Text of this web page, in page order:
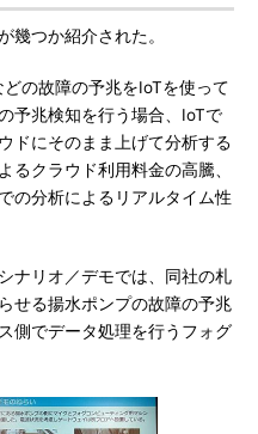
つか紹介された。
の故障の予兆をIoTを使って
予兆検知を行う場合、IoTで
ドにそのまま上げて分析する
るクラウド利用料金の高騰、
の分析によるリアルタイム性
ナリオ／デモでは、同社の札
せる揚水ポンプの故障の予兆
側でデータ処理を行うフォグ